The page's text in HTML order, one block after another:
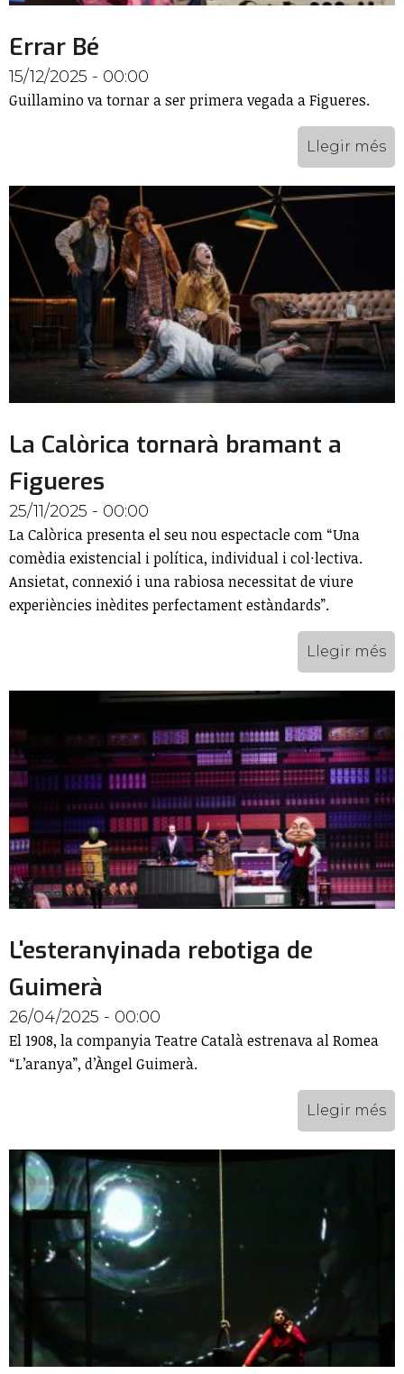
Errar Bé
15/12/2025 - 00:00
Guillamino va tornar a ser primera vegada a Figueres.
Llegir més
La Calòrica tornarà bramant a
Figueres
25/11/2025 - 00:00
La Calòrica presenta el seu nou espectacle com “Una
comèdia existencial i política, individual i col·lectiva.
Ansietat, connexió i una rabiosa necessitat de viure
experiències inèdites perfectament estàndards”.
Llegir més
L'esteranyinada rebotiga de
Guimerà
26/04/2025 - 00:00
El 1908, la companyia Teatre Català estrenava al Romea
“L’aranya”, d’Àngel Guimerà.
Llegir més